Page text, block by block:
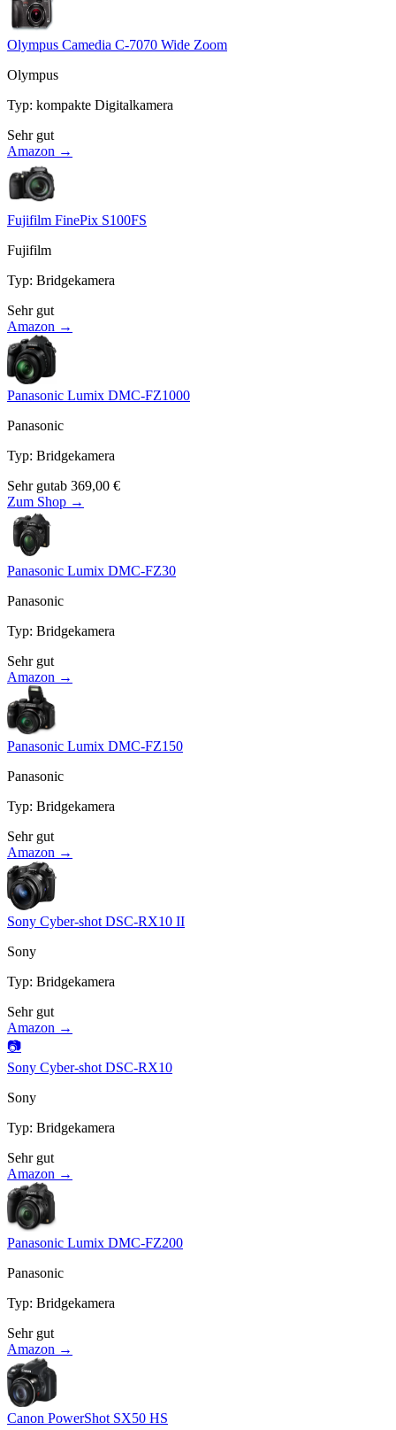
Olympus Camedia C-7070 Wide Zoom
Olympus
Typ: kompakte Digitalkamera
Sehr gut
Amazon →
Fujifilm FinePix S100FS
Fujifilm
Typ: Bridgekamera
Sehr gut
Amazon →
Panasonic Lumix DMC-FZ1000
Panasonic
Typ: Bridgekamera
Sehr gutab 369,00 €
Zum Shop →
Panasonic Lumix DMC-FZ30
Panasonic
Typ: Bridgekamera
Sehr gut
Amazon →
Panasonic Lumix DMC-FZ150
Panasonic
Typ: Bridgekamera
Sehr gut
Amazon →
Sony Cyber-shot DSC-RX10 II
Sony
Typ: Bridgekamera
Sehr gut
Amazon →
📷
Sony Cyber-shot DSC-RX10
Sony
Typ: Bridgekamera
Sehr gut
Amazon →
Panasonic Lumix DMC-FZ200
Panasonic
Typ: Bridgekamera
Sehr gut
Amazon →
Canon PowerShot SX50 HS